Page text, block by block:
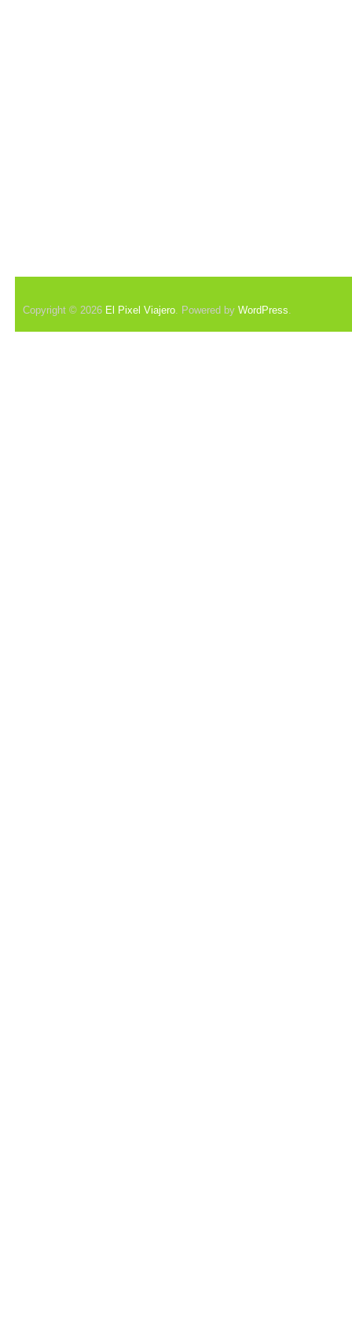
Copyright © 2026 El Pixel Viajero. Powered by WordPress.